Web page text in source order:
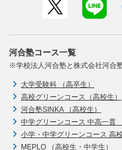
河合塾コース一覧
※学校法人河合塾と株式会社河合
大学受験科 （高卒生）
高校グリーンコース（高校生）
河合塾SINKA （高校生）
中学グリーンコース 中高一貫
小学・中学グリーンコース 高
MEPLO （高校生・中学生）